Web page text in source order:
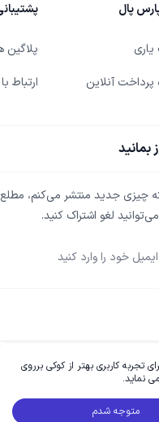
پال
پرداخت آنلاین
ارتباط
بمانید
چیزی جدید منتشر می‌کنم،
لغو اشتراک کنید.
تجربه کاربری بهتر از کوکی برروی
نماید.
متوجه شدم